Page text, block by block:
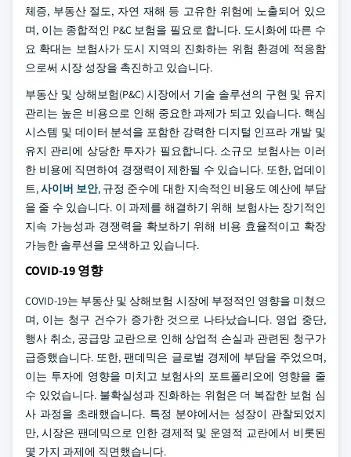
체증, 부동산 절도, 자연 재해 등 고유한 위험에 노출되어 있으
며, 이는 종합적인 P&C 보험을 필요로 합니다. 도시화에 따른 수
요 확대는 보험사가 도시 지역의 진화하는 위험 환경에 적응함
으로써 시장 성장을 촉진하고 있습니다.
부동산 및 상해보험(P&C) 시장에서 기술 솔루션의 구현 및 유지
관리는 높은 비용으로 인해 중요한 과제가 되고 있습니다. 핵심
시스템 및 데이터 분석을 포함한 강력한 디지털 인프라 개발 및
유지 관리에 상당한 투자가 필요합니다. 소규모 보험사는 이러
한 비용에 직면하여 경쟁력이 제한될 수 있습니다. 또한, 업데이
트,사이버 보안, 규정 준수에 대한 지속적인 비용도 예산에 부담
을 줄 수 있습니다. 이 과제를 해결하기 위해 보험사는 장기적인
지속 가능성과 경쟁력을 확보하기 위해 비용 효율적이고 확장
가능한 솔루션을 모색하고 있습니다.
COVID-19 영향
COVID-19는 부동산 및 상해보험 시장에 부정적인 영향을 미쳤으
며, 이는 청구 건수가 증가한 것으로 나타났습니다. 영업 중단,
행사 취소, 공급망 교란으로 인해 상업적 손실과 관련된 청구가
급증했습니다. 또한, 팬데믹은 글로벌 경제에 부담을 주었으며,
이는 투자에 영향을 미치고 보험사의 포트폴리오에 영향을 줄
수 있었습니다. 불확실성과 진화하는 위험은 더 복잡한 보험 심
사 과정을 초래했습니다. 특정 분야에서는 성장이 관찰되었지
만, 시장은 팬데믹으로 인한 경제적 및 운영적 교란에서 비롯된
몇 가지 과제에 직면했습니다.